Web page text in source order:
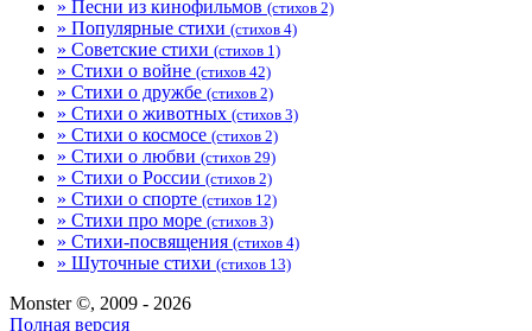
» Песни из кинофильмов (стихов 2)
» Популярные стихи (стихов 4)
» Советские стихи (стихов 1)
» Стихи о войне (стихов 42)
» Стихи о дружбе (стихов 2)
» Стихи о животных (стихов 3)
» Стихи о космосе (стихов 2)
» Стихи о любви (стихов 29)
» Стихи о России (стихов 2)
» Стихи о спорте (стихов 12)
» Стихи про море (стихов 3)
» Стихи-посвящения (стихов 4)
» Шуточные стихи (стихов 13)
Monster ©, 2009 - 2026
Полная версия